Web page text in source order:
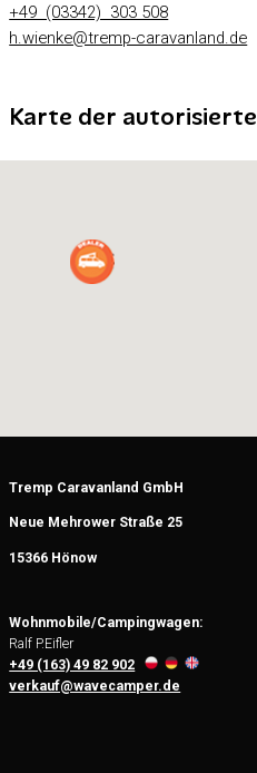
+49 (03342) 303 508
h.wienke@tremp-caravanland.de
Karte der
Tremp Caravanland GmbH
Neue Mehrower Straße 25
15366 Hönow
Wohnmobile/Campingwagen:
Ralf P.Eifler
+49 (163) 49 82 902
verkauf@wavecamper.de